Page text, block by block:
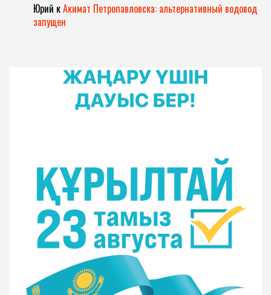
Юрий кАкимат Петропавловска: альтернативный водовод
запущен